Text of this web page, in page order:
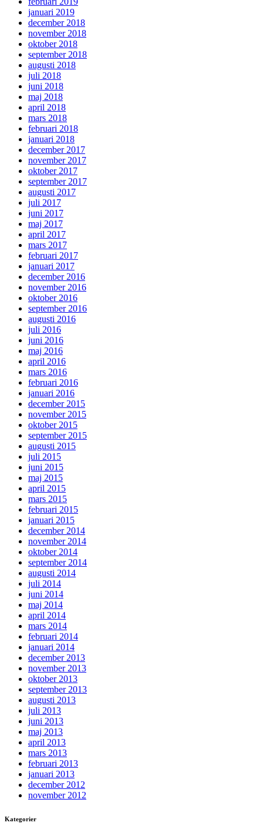
januari 2019
december 2018
november 2018
oktober 2018
september 2018
augusti 2018
juli 2018
juni 2018
maj 2018
april 2018
mars 2018
februari 2018
januari 2018
december 2017
november 2017
oktober 2017
september 2017
augusti 2017
juli 2017
juni 2017
maj 2017
april 2017
mars 2017
februari 2017
januari 2017
december 2016
november 2016
oktober 2016
september 2016
augusti 2016
juli 2016
juni 2016
maj 2016
april 2016
mars 2016
februari 2016
januari 2016
december 2015
november 2015
oktober 2015
september 2015
augusti 2015
juli 2015
juni 2015
maj 2015
april 2015
mars 2015
februari 2015
januari 2015
december 2014
november 2014
oktober 2014
september 2014
augusti 2014
juli 2014
juni 2014
maj 2014
april 2014
mars 2014
februari 2014
januari 2014
december 2013
november 2013
oktober 2013
september 2013
augusti 2013
juli 2013
juni 2013
maj 2013
april 2013
mars 2013
februari 2013
januari 2013
december 2012
november 2012
Kategorier